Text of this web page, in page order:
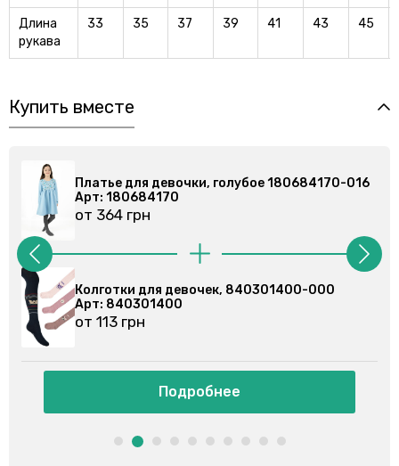
Длина
рукава
33 35 37 39 41 43 45
Купить вместе
Платье для девочки, голубое 180684170-016
Арт: 180684170
от 364 грн
Колготки для мальчиков, 840201400-000
Арт: 840201400
от 113 грн
Подробнее